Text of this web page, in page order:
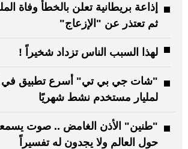
إذاعة بريطانية تعلن بالخطأ وفاة
ثم تعتذر عن "الإزعاج"
لهذا السبب الناس تزداد شخيراً !
"شات جي بي تي" أسرع تطبيق في
لمليار مستخدم نشط شهريًا
"طنين" الأذن الغامض .. صوت يسمعه
حول العالم ولا يجدون له تفسيراً